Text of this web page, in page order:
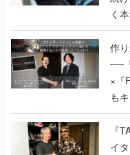
く
作
──
×『
も
で
く
『
イ